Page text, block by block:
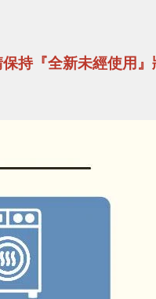
持『全新未經使用